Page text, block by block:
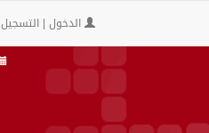
الدخول | التسجيل